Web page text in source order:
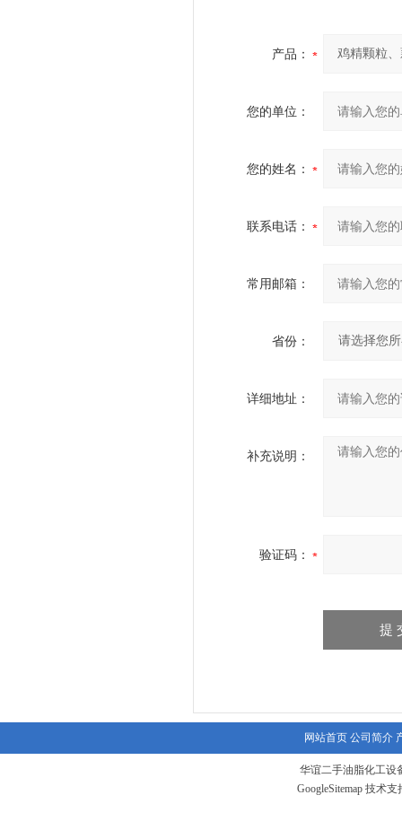
产品：
您的单位：
您的姓名：
联系电话：
常用邮箱：
省份：
详细地址：
补充说明：
验证码：
网站首页 公司简介
华谊二手油脂化工设
GoogleSitemap 技术支